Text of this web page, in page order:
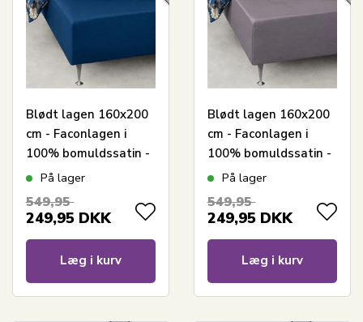
Blødt lagen 160x200
cm - Faconlagen i
100% bomuldssatin -
Blåt boxlagen til
satin lagen
På lager
549,95
249,95 DKK
Læg i kurv
Blødt lagen 160x200
cm - Faconlagen i
100% bomuldssatin -
Lysegråt boxlagen til
satin lagen
På lager
549,95
249,95 DKK
Læg i kurv